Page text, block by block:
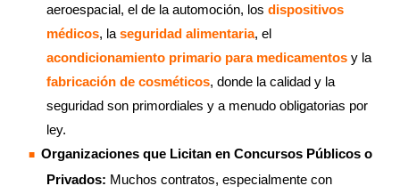
aeroespacial, el de la automoción, los dispositivos
médicos, la seguridad alimentaria, el
acondicionamiento primario para medicamentos y la
fabricación de cosméticos, donde la calidad y la
seguridad son primordiales y a menudo obligatorias por
ley.
Organizaciones que Licitan en Concursos Públicos o
Privados: Muchos contratos, especialmente con